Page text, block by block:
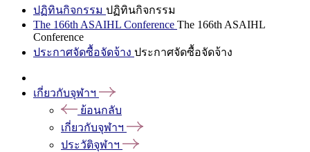
ปฏิทินกิจกรรม ปฏิทินกิจกรรม
The 166th ASAIHL Conference The 166th ASAIHL
Conference
ประกาศจัดซื้อจัดจ้าง ประกาศจัดซื้อจัดจ้าง
เกี่ยวกับจุฬาฯ
ย้อนกลับ
เกี่ยวกับจุฬาฯ
ประวัติจุฬาฯ